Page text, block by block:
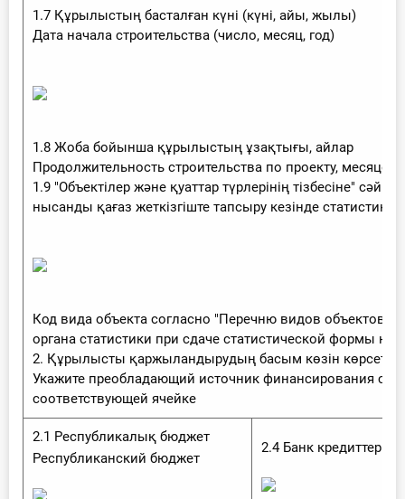
1.7 Құрылыстың басталған күні (күні, айы, жылы)
Дата начала строительства (число, месяц, год)
1.8 Жоба бойынша құрылыстың ұзақтығы, айлар
Продолжительность строительства по проекту, месяцев
1.9 "Объектілер және қуаттар түрлерінің тізбесіне"
нысанды қағаз жеткізгіште тапсыру кезінде
Код вида объекта согласно "Перечню видов объектов
органа статистики при сдаче статистической формы на
2. Құрылысты қаржыландырудың басым көзін
Укажите преобладающий источник финансирования
соответствующей ячейке
2.1 Республикалық бюджет
Республиканский бюджет
2.4 Банк кредиттері